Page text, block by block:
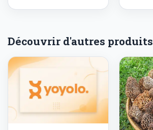
Découvrir d'autres produits